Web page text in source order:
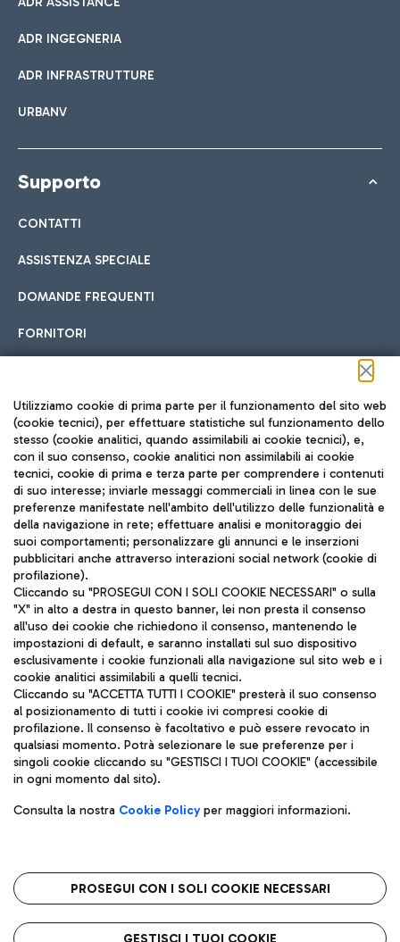
ADR INGEGNERIA
ADR INFRASTRUTTURE
URBANV
Supporto
CONTATTI
ASSISTENZA SPECIALE
DOMANDE FREQUENTI
FORNITORI
Seguici sui social
TRAVEL JOURNAL
ITA
Aeroporti di Roma S.p.A. - Società soggetta a direzione e
coordinamento di Mundys S.p.A.
Codice fiscale e Registro delle Imprese di Roma 13032990155 P.
IVA 06572251004
Capitale sociale 62.224.743,00 int. vers.
Sede legale: Via Pier Paolo Racchetti 1 - 00054 Fiumicino (RM)
telefono +39 06 65951
Privacy policy
Note legali
Roma FCO
L'aeroporto stellato
Utilizziamo cookie di prima parte per il funzionamento del sito web
(cookie tecnici), per effettuare statistiche sul funzionamento dello
stesso (cookie analitici, quando assimilabili ai cookie tecnici), e,
con il suo consenso, cookie analitici non assimilabili ai cookie
tecnici, cookie di prima e terza parte per comprendere i contenuti
di suo interesse; inviarle messaggi commerciali in linea con le sue
preferenze manifestate nell'ambito dell'utilizzo delle funzionalità e
della navigazione in rete; effettuare analisi e monitoraggio dei
suoi comportamenti; personalizzare gli annunci e le inserzioni
pubblicitari anche attraverso interazioni social network (cookie di
profilazione).
Cliccando su "PROSEGUI CON I SOLI COOKIE NECESSARI" o sulla
"X" in alto a destra in questo banner, lei non presta il consenso
all'uso dei cookie che richiedono il consenso, mantenendo le
impostazioni di default, e saranno installati sul suo dispositivo
esclusivamente i cookie funzionali alla navigazione sul sito web e i
cookie analitici assimilabili a quelli tecnici.
Cliccando su "ACCETTA TUTTI I COOKIE" presterà il suo consenso
al posizionamento di tutti i cookie ivi compresi cookie di
profilazione. Il consenso è facoltativo e può essere revocato in
qualsiasi momento. Potrà selezionare le sue preferenze per i
singoli cookie cliccando su "GESTISCI I TUOI COOKIE" (accessibile
in ogni momento dal sito).
Consulta la nostra Cookie Policyper maggiori informazioni.
PROSEGUI CON I SOLI COOKIE NECESSARI
GESTISCI I TUOI COOKIE